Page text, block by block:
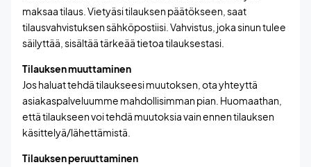
maksaa tilaus. Vietyäsi tilauksen päätökseen, saat
tilausvahvistuksen sähköpostiisi. Vahvistus, joka sinun tulee
säilyttää, sisältää tärkeää tietoa tilauksestasi.
Tilauksen muuttaminen
Jos haluat tehdä tilaukseesi muutoksen, ota yhteyttä
asiakaspalveluumme mahdollisimman pian. Huomaathan,
että tilaukseen voi tehdä muutoksia vain ennen tilauksen
käsittelyä/lähettämistä.
Tilauksen peruuttaminen